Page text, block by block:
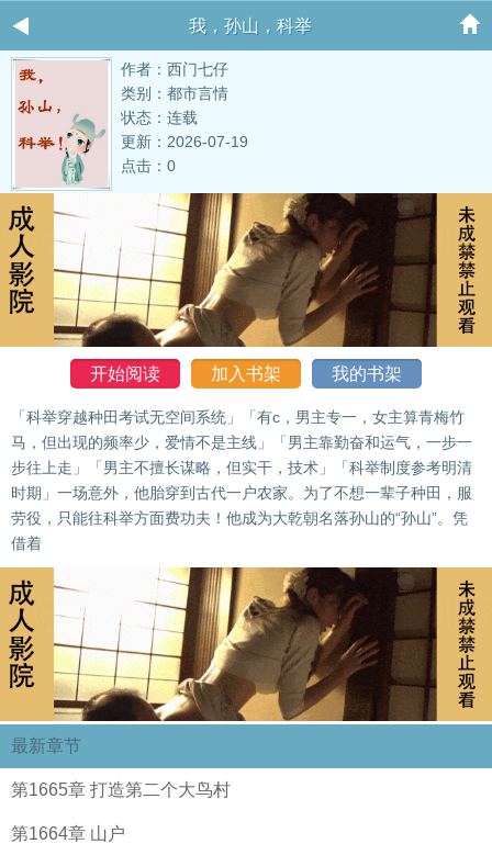
我，孙山，科举
作者：西门七仔
类别：都市言情
状态：连载
更新：2026-07-19
点击：0
开始阅读 加入书架 我的书架
「科举穿越种田考试无空间系统」「有c，男主专一，女主算青梅竹
马，但出现的频率少，爱情不是主线」「男主靠勤奋和运气，一步一
步往上走」「男主不擅长谋略，但实干，技术」「科举制度参考明清
时期」一场意外，他胎穿到古代一户农家。为了不想一辈子种田，服
劳役，只能往科举方面费功夫！他成为大乾朝名落孙山的“孙山”。凭
借着
最新章节
第1665章 打造第二个大鸟村
第1664章 山户